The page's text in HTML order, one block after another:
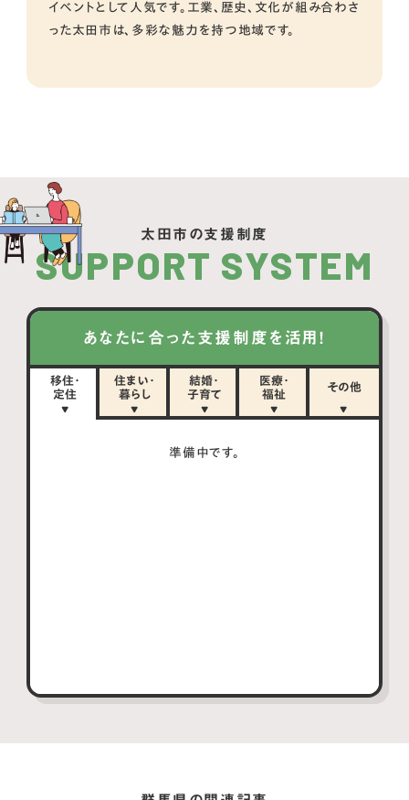
イベントとして人気です。工業、歴史、文化が組み合わさ
った太田市は、多彩な魅力を持つ地域です。
太田市の支援制度
SUPPORT SYSTEM
あなたに合った支援制度を活用！
移住・
定住
住まい・
暮らし
結婚・
子育て
医療・
福祉
その他
準備中です。